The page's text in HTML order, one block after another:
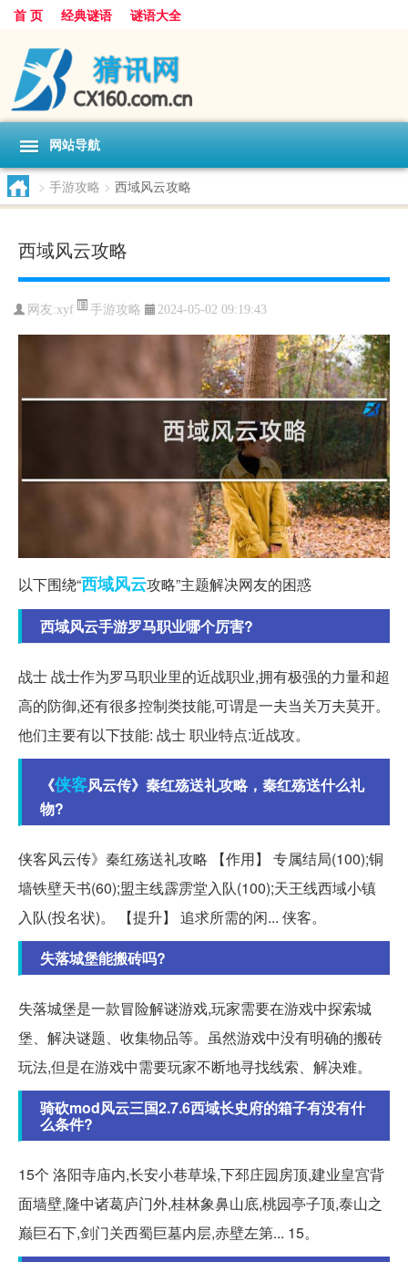
首 页 经典谜语 谜语大全
网站导航
> 手游攻略 > 西域风云攻略
西域风云攻略
网友:xyf 手游攻略 2024-05-02 09:19:43
以下围绕“西域风云攻略”主题解决网友的困惑
西域风云手游罗马职业哪个厉害?
战士 战士作为罗马职业里的近战职业,拥有极强的力量和超
高的防御,还有很多控制类技能,可谓是一夫当关万夫莫开。
他们主要有以下技能: 战士 职业特点:近战攻。
《侠客风云传》秦红殇送礼攻略，秦红殇送什么礼
物?
侠客风云传》秦红殇送礼攻略 【作用】 专属结局(100);铜
墙铁壁天书(60);盟主线霹雳堂入队(100);天王线西域小镇
入队(投名状)。 【提升】 追求所需的闲... 侠客。
失落城堡能搬砖吗?
失落城堡是一款冒险解谜游戏,玩家需要在游戏中探索城
堡、解决谜题、收集物品等。虽然游戏中没有明确的搬砖
玩法,但是在游戏中需要玩家不断地寻找线索、解决难。
骑砍mod风云三国2.7.6西域长史府的箱子有没有什
么条件?
15个 洛阳寺庙内,长安小巷草垛,下邳庄园房顶,建业皇宫背
面墙壁,隆中诸葛庐门外,桂林象鼻山底,桃园亭子顶,泰山之
巅巨石下,剑门关西蜀巨墓内层,赤壁左第... 15。